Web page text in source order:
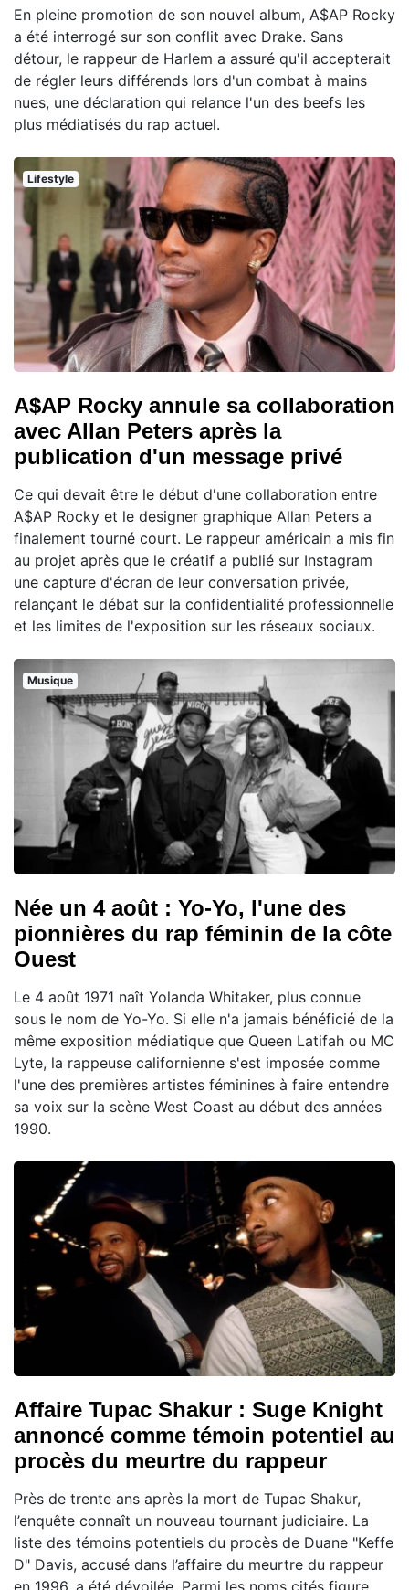
En pleine promotion de son nouvel album, A$AP Rocky
a été interrogé sur son conflit avec Drake. Sans
détour, le rappeur de Harlem a assuré qu'il accepterait
de régler leurs différends lors d'un combat à mains
nues, une déclaration qui relance l'un des beefs les
plus médiatisés du rap actuel.
Lifestyle
A$AP Rocky annule sa collaboration
avec Allan Peters après la
publication d'un message privé
Ce qui devait être le début d'une collaboration entre
A$AP Rocky et le designer graphique Allan Peters a
finalement tourné court. Le rappeur américain a mis fin
au projet après que le créatif a publié sur Instagram
une capture d'écran de leur conversation privée,
relançant le débat sur la confidentialité professionnelle
et les limites de l'exposition sur les réseaux sociaux.
Musique
Née un 4 août : Yo-Yo, l'une des
pionnières du rap féminin de la côte
Ouest
Le 4 août 1971 naît Yolanda Whitaker, plus connue
sous le nom de Yo-Yo. Si elle n'a jamais bénéficié de la
même exposition médiatique que Queen Latifah ou MC
Lyte, la rappeuse californienne s'est imposée comme
l'une des premières artistes féminines à faire entendre
sa voix sur la scène West Coast au début des années
1990.
Affaire Tupac Shakur : Suge Knight
annoncé comme témoin potentiel au
procès du meurtre du rappeur
Près de trente ans après la mort de Tupac Shakur,
l’enquête connaît un nouveau tournant judiciaire. La
liste des témoins potentiels du procès de Duane "Keffe
D" Davis, accusé dans l’affaire du meurtre du rappeur
en 1996, a été dévoilée. Parmi les noms cités figure